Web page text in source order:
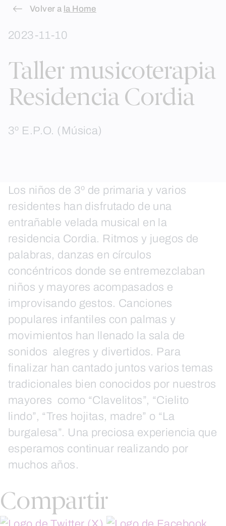
Skip
content
Volver a la Home
2023-11-10
Taller musicoterapia
Residencia Cordia
3º E.P.O. (Música)
Los niños de 3º de primaria y varios
residentes han disfrutado de una
entrañable velada musical en la
residencia Cordia. Ritmos y juegos de
palabras, danzas en círculos
concéntricos donde se entremezclaban
niños y mayores acompasados e
improvisando gestos. Canciones
populares infantiles con palmas y
movimientos han llenado la sala de
sonidos alegres y divertidos. Para
finalizar han cantado juntos varios temas
tradicionales bien conocidos por nuestros
mayores como “Clavelitos”, “Cielito
lindo”, “Tres hojitas, madre” o “La
burgalesa”. Una preciosa experiencia que
esperamos continuar realizando por
muchos años.
Compartir